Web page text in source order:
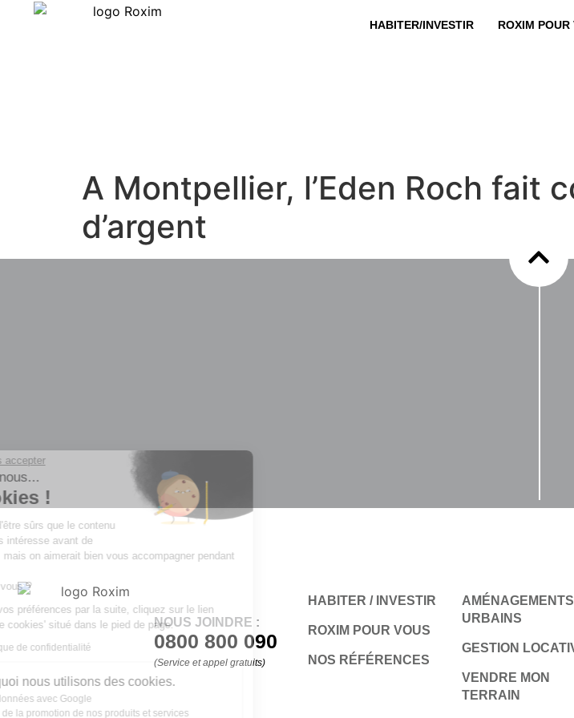
HABITER/INVESTIR ROXIM POUR
A Montpellier, l’Eden Roch fait
d’argent
NOUS JOINDRE :
0800 800 090
(Service et appel gratuits)
HABITER / INVESTIR
ROXIM POUR VOUS
NOS RÉFÉRENCES
AMÉNAGEMENTS
URBAINS
GESTION
VENDRE MON
TERRAIN
Continuer sans accepter
Salut c'est nous...
les Cookies !
On a attendu d'être sûrs que le contenu
de ce site vous intéresse avant de
vous déranger, mais on aimerait bien vous accompagner pendant
C'est OK pour vous ?
Pour modifier vos préférences par la suite, cliquez sur le lien
'Préférences de cookies' situé dans le pied de page.
Lire notre politique de confidentialité
Voici pourquoi nous utilisons des cookies.
Partage de données avec Google
Optimisation de la promotion de nos produits et services